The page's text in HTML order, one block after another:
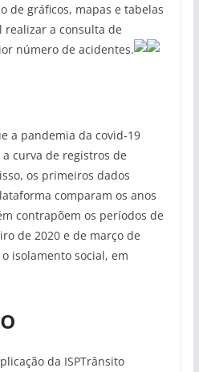
de gráficos, mapas e tabelas
realizar a consulta de
número de acidentes.
a pandemia da covid-19
curva de registros de
os primeiros dados
comparam os anos
contrapõem os períodos de
de 2020 e de março de
isolamento social, em
da ISPTrânsito